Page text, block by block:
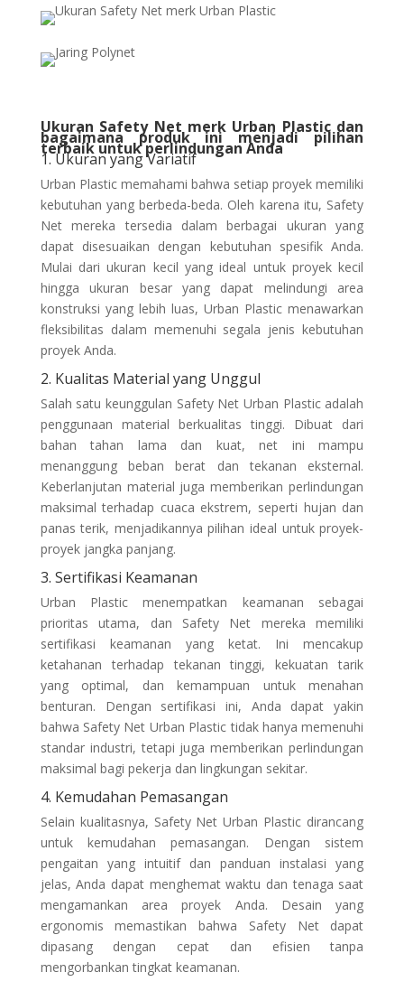
Ukuran Safety Net merk Urban Plastic dan
bagaimana produk ini menjadi pilihan
terbaik untuk perlindungan Anda
1. Ukuran yang Variatif
Urban Plastic memahami bahwa setiap proyek memiliki
kebutuhan yang berbeda-beda. Oleh karena itu, Safety
Net mereka tersedia dalam berbagai ukuran yang
dapat disesuaikan dengan kebutuhan spesifik Anda.
Mulai dari ukuran kecil yang ideal untuk proyek kecil
hingga ukuran besar yang dapat melindungi area
konstruksi yang lebih luas, Urban Plastic menawarkan
fleksibilitas dalam memenuhi segala jenis kebutuhan
proyek Anda.
2. Kualitas Material yang Unggul
Salah satu keunggulan Safety Net Urban Plastic adalah
penggunaan material berkualitas tinggi. Dibuat dari
bahan tahan lama dan kuat, net ini mampu
menanggung beban berat dan tekanan eksternal.
Keberlanjutan material juga memberikan perlindungan
maksimal terhadap cuaca ekstrem, seperti hujan dan
panas terik, menjadikannya pilihan ideal untuk proyek-
proyek jangka panjang.
3. Sertifikasi Keamanan
Urban Plastic menempatkan keamanan sebagai
prioritas utama, dan Safety Net mereka memiliki
sertifikasi keamanan yang ketat. Ini mencakup
ketahanan terhadap tekanan tinggi, kekuatan tarik
yang optimal, dan kemampuan untuk menahan
benturan. Dengan sertifikasi ini, Anda dapat yakin
bahwa Safety Net Urban Plastic tidak hanya memenuhi
standar industri, tetapi juga memberikan perlindungan
maksimal bagi pekerja dan lingkungan sekitar.
4. Kemudahan Pemasangan
Selain kualitasnya, Safety Net Urban Plastic dirancang
untuk kemudahan pemasangan. Dengan sistem
pengaitan yang intuitif dan panduan instalasi yang
jelas, Anda dapat menghemat waktu dan tenaga saat
mengamankan area proyek Anda. Desain yang
ergonomis memastikan bahwa Safety Net dapat
dipasang dengan cepat dan efisien tanpa
mengorbankan tingkat keamanan.